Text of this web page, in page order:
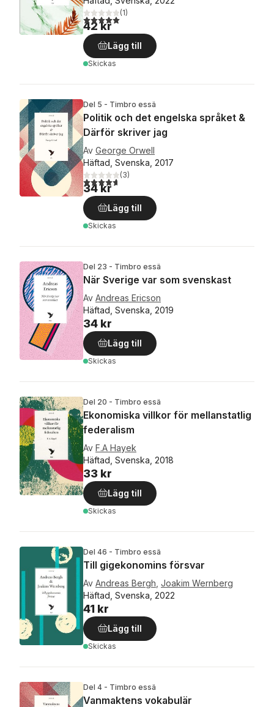
5,0utav 5 stjärnor. Totalt antal röster:
(1)
42 kr
Lägg till
Skickas
Del 5 - Timbro essä
Politik och det engelska språket &
Därför skriver jag
Av George Orwell
Häftad, Svenska, 2017
4,7utav 5 stjärnor. Totalt antal röster:
(3)
34 kr
Lägg till
Skickas
Del 23 - Timbro essä
När Sverige var som svenskast
Av Andreas Ericson
Häftad, Svenska, 2019
34 kr
Lägg till
Skickas
Del 20 - Timbro essä
Ekonomiska villkor för mellanstatlig
federalism
Av F.A Hayek
Häftad, Svenska, 2018
33 kr
Lägg till
Skickas
Del 46 - Timbro essä
Till gigekonomins försvar
Av Andreas Bergh Joakim Wernberg
Häftad, Svenska, 2022
41 kr
Lägg till
Skickas
Del 4 - Timbro essä
Vanmaktens vokabulär